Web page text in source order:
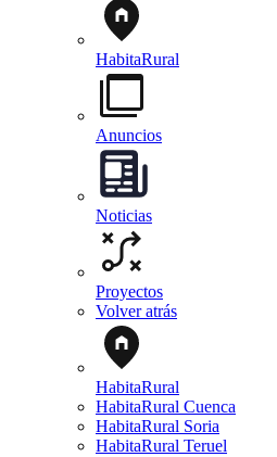
HabitaRural
Anuncios
Noticias
Proyectos
Volver atrás
HabitaRural
HabitaRural Cuenca
HabitaRural Soria
HabitaRural Teruel